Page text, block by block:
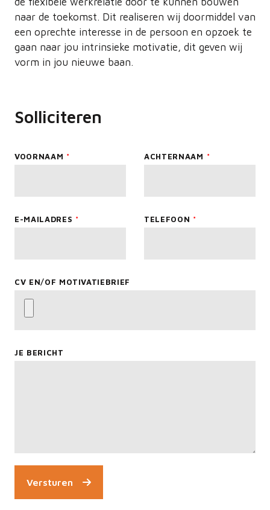
naar de toekomst. Dit realiseren wij doormiddel van
een oprechte interesse in de persoon en opzoek te
gaan naar jou intrinsieke motivatie, dit geven wij
vorm in jou nieuwe baan.
Solliciteren
this
VOORNAAM ACHTERNAAM
E-MAILADRES TELEFOON
CV EN/OF MOTIVATIEBRIEF
JE BERICHT
Versturen